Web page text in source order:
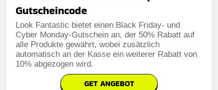
Gutscheincode
Look Fantastic bietet einen Black Friday- und
Cyber ​​Monday-Gutschein an, der 50% Rabatt auf
alle Produkte gewährt, wobei zusätzlich
automatisch an der Kasse ein weiterer Rabatt von
10% abgezogen wird.
GET ANGEBOT